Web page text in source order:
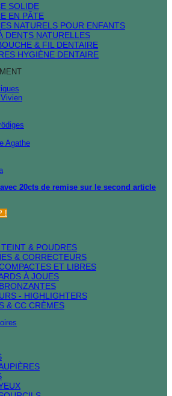
SOLIDE
EN PÂTE
NATURELS POUR ENFANTS
DENTS NATURELLES
& FIL DENTAIRE
HYGIÈNE DENTAIRE
Agathe
20cts de remise sur le second article
!
& POUDRES
& CORRECTEURS
ET LIBRES
À JOUES
- HIGHLIGHTERS
& CC CRÈMES